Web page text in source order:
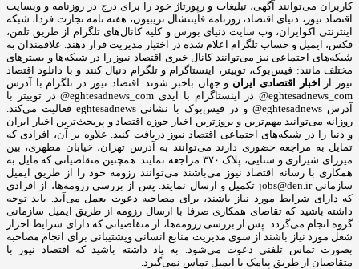
کاربران می‌توانند آگهی، تبلیغات و رپورتاژ خود را برای درج در روزنامه و وبسایت
اقتصاد نیوز، دنیای اقتصاد، روزنامه فایننشال تریبیون، هفته نامه تجارت فردا، شبکه
اینترنتی اکوایران، وب سایت دنیای بورس و کلیه کانال‌های تلگرام از طریق تلفن،
فکس، ایمیل و حساب تلگرام اعلام شده در اختیار مدیریت قرار دهند. علاقمندان به
شبکه‎‌های اجتماعی نیز می‌توانند کانال خبری اقتصاد نیوز را در شبکه‌ها و بسترهای
مختلف مانند: فیس‌بوک، توییتر، اینستاگرام و تلگرام دنبال کنند و با دانلود اقتصاد
نیوز از اخبار اقتصادی ایران و جهان باخبر شوند. اقتصاد نیوز در تلگرام با آدرس
eghtesadnews_com@ در اینستاگرام با آیدی eghtesadnews_com@ در توییتر با
آدرس eghtesadnews@ و در فیس‌بوک با نشانی eghtesadnews فعالیت می‌کند.
روزانه می‌توانید مهم‌ترین و بروزترین اخبار حوزه اقتصاد و پربحث‌ترین اخبار ایران
و دنیا را در شبکه‌های اجتماعی اقتصاد نیوز دریافت کنید. علاوه بر آن، افرادی که
تمایل به مراجعه حضوری دارند می‌توانند به آدرس تهران، خیابان مطهری، بین
میرزای شیرازی و سنایی، پلاک ۳۷۰ مراجعه نمایند. همچنین متقاضیانی که مایل به
همکاری با رسانه‌ اقتصاد نیوز می‌باشند می‌توانند رزومه خود را از طریق ایمیل
سازمانی jobs@den.ir تکمیل و ارسال نمایند. پس از بررسی رزومه‌ها، از افرادی
که دارای شرایط مورد نیاز باشند، برای مصاحبه دعوت بعمل می‌آید. باید توجه
داشته باشید که تقاضای همکاری صرفا با ارسال رزومه از طریق ایمیل سازمانی
گروه انجام می‌گردد. پس از بررسی رزومه‌ها، از متقاضیانی که دارای شرایط احراز
شغل مورد نیاز باشند از سوی مدیریت منابع انسانی وپشتیبانی برای انجام مصاحبه
بصورت تماس تلفنی دعوت می‌شود. به یاد داشته باشید که اقتصاد نیوز با
متقاضیان از طریق پیامک یا ایمیل تماس نمی‌گیرد.